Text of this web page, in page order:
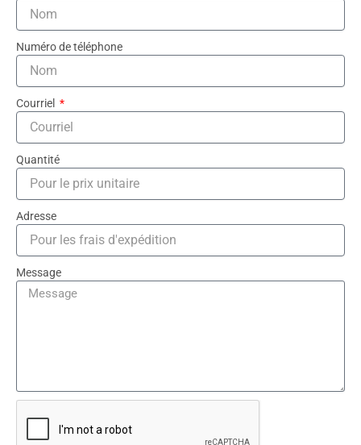
Numéro de téléphone
Courriel
Quantité
Adresse
Message